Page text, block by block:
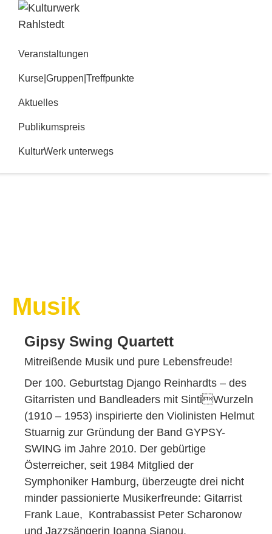
Hauptnavigation
Zum
Inhalt
Rahlstedt
Veranstaltungen
Kurse|Gruppen|Treffpunkte
Aktuelles
Publikumspreis
KulturWerk unterwegs
Musik
Gipsy Swing Quartett
Mitreißende Musik und pure Lebensfreude!
Der 100. Geburtstag Django Reinhardts – des
Gitarristen und Bandleaders mit SintiWurzeln
(1910 – 1953) inspirierte den Violinisten Helmut
Stuarnig zur Gründung der Band GYPSY-
SWING im Jahre 2010. Der gebürtige
Österreicher, seit 1984 Mitglied der
Symphoniker Hamburg, überzeugte drei nicht
minder passionierte Musikerfreunde: Gitarrist
Frank Laue, Kontrabassist Peter Scharonow
und Jazzsängerin Ioanna Sianou.